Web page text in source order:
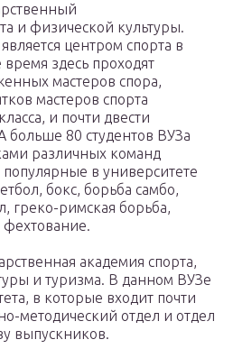
и физической культуры.
центром спорта в
здесь проходят
мастеров спора,
мастеров спорта
и почти двести
больше 80 студентов ВУЗа
различных команд
в университете
бокс, борьба самбо,
греко-римская борьба,
фехтование.
академия спорта,
и туризма. В данном ВУЗе
в которые входит почти
методический отдел и отдел
выпускников.